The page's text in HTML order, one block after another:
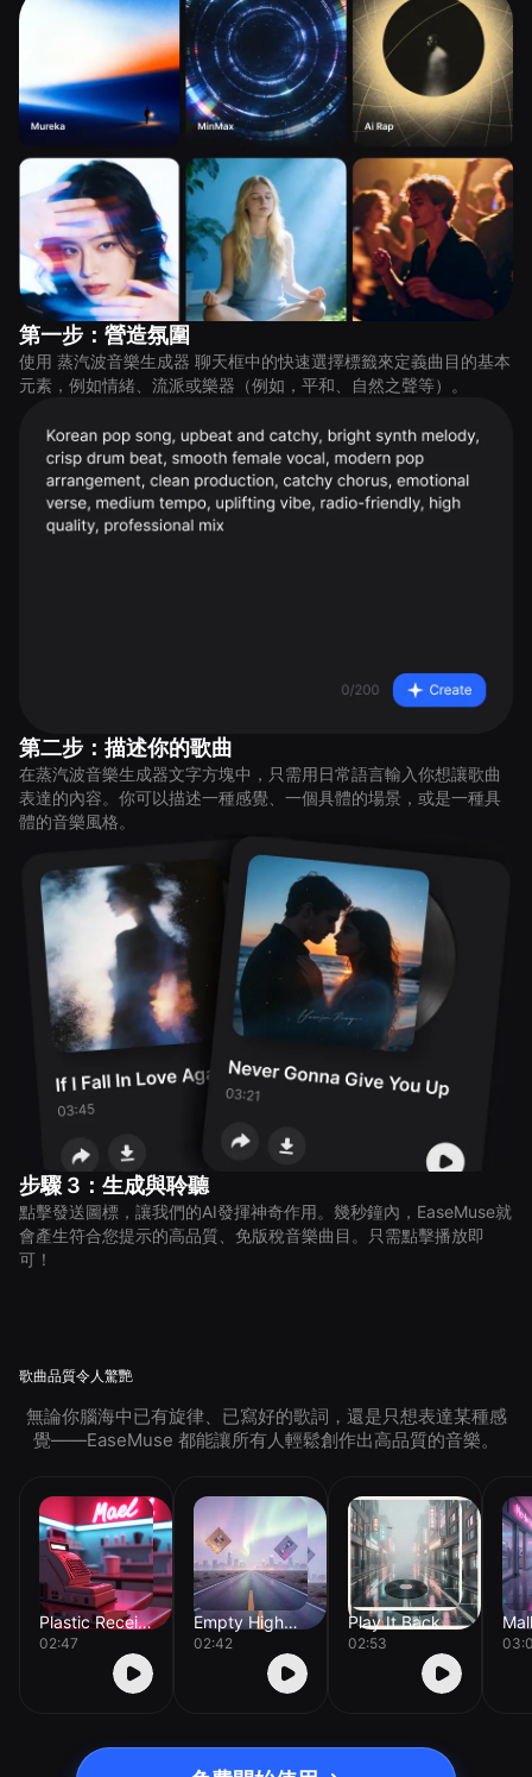
第一步：營造氛圍
使用 蒸汽波音樂生成器 聊天框中的快速選擇標籤來定義曲目的基本
元素，例如情緒、流派或樂器（例如，平和、自然之聲等）。
第二步：描述你的歌曲
在蒸汽波音樂生成器文字方塊中，只需用日常語言輸入你想讓歌曲
表達的內容。你可以描述一種感覺、一個具體的場景，或是一種具
體的音樂風格。
步驟 3：生成與聆聽
點擊發送圖標，讓我們的AI發揮神奇作用。幾秒鐘內，EaseMuse就
會產生符合您提示的高品質、免版稅音樂曲目。只需點擊播放即
可！
歌曲品質令人驚艷
無論你腦海中已有旋律、已寫好的歌詞，還是只想表達某種感
覺——EaseMuse 都能讓所有人輕鬆創作出高品質的音樂。
Plastic Receipt
02:47
Empty Highway Fade
02:42
Play It Back
02:53